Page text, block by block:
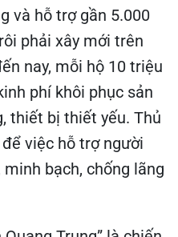
và hỗ trợ gần 5.000
phải xây mới trên
nay, mỗi hộ 10 triệu
phí khôi phục sản
thiết bị thiết yếu. Thủ
việc hỗ trợ người
bạch, chống lãng